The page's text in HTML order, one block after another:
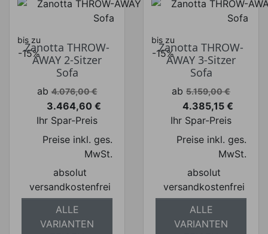
bis zu
-15%
Zanotta THROW-
AWAY 2-Sitzer
Sofa
Verkaufspreis
ab 4.076,00 €
Preis
3.464,60 €
Ihr Spar-Preis
Preise inkl. ges.
MwSt.
absolut
versandkostenfrei
ALLE
VARIANTEN
bis zu
-15%
Zanotta THROW-
AWAY 3-Sitzer
Sofa
Verkaufspreis
ab 5.159,00 €
Preis
4.385,15 €
Ihr Spar-Preis
Preise inkl. ges.
MwSt.
absolut
versandkostenfrei
ALLE
VARIANTEN